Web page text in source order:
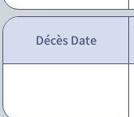
Décès Date